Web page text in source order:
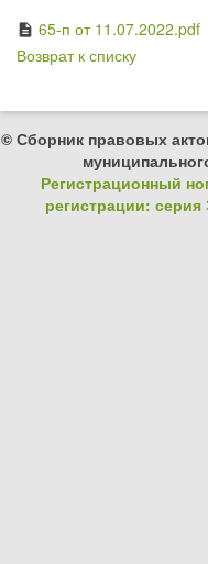
description 65-п от 11.07.2022.pdf
Возврат к списку
© Сборник правовых
Регистрационный
регистрации: